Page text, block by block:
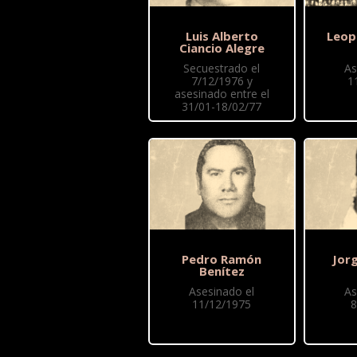
Luis Alberto
Ciancio Alegre
Secuestrado el
7/12/1976 y
asesinado entre el
31/01-18/02/77
Pedro Ramón
Benítez
Asesinado el
11/12/1975